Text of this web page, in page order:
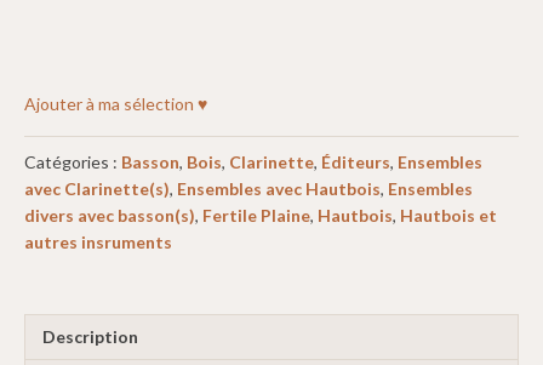
Ajouter à ma sélection ♥
Catégories : Basson, Bois, Clarinette, Éditeurs, Ensembles
avec Clarinette(s), Ensembles avec Hautbois, Ensembles
divers avec basson(s), Fertile Plaine, Hautbois, Hautbois et
autres insruments
Description